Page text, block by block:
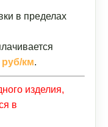
в пределах
руб/км.
изделия,
в